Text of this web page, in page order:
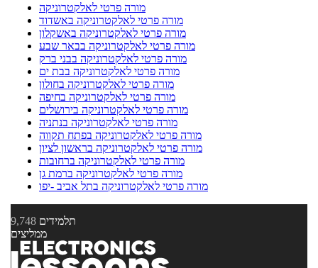
מורה פרטי לאלקטרוניקה
מורה פרטי לאלקטרוניקה באשדוד
מורה פרטי לאלקטרוניקה באשקלון
מורה פרטי לאלקטרוניקה בבאר שבע
מורה פרטי לאלקטרוניקה בבני ברק
מורה פרטי לאלקטרוניקה בבת ים
מורה פרטי לאלקטרוניקה בחולון
מורה פרטי לאלקטרוניקה בחיפה
מורה פרטי לאלקטרוניקה בירושלים
מורה פרטי לאלקטרוניקה בנתניה
מורה פרטי לאלקטרוניקה בפתח תקווה
מורה פרטי לאלקטרוניקה בראשון לציון
מורה פרטי לאלקטרוניקה ברחובות
מורה פרטי לאלקטרוניקה ברמת גן
מורה פרטי לאלקטרוניקה בתל אביב -יפו
9,748 תלמידים
ממליצים